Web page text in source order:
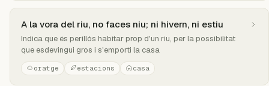
A la vora del riu, no faces niu; ni hivern, ni estiu
Indica que és perillós habitar prop d'un riu, per la possibilitat
que esdevingui gros i s'emporti la casa
oratge estacions casa